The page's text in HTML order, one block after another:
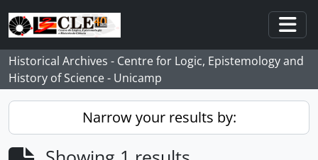
Skip to main content
Historical Archives - Centre for Logic, Epistemology and
History of Science - Unicamp
Narrow your results by: